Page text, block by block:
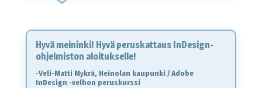
Hyvä meininki! Hyvä peruskattaus InDesign-
ohjelmiston aloitukselle!
-Veli-Matti Mykrä, Heinolan kaupunki / Adobe
InDesign -velhon peruskurssi